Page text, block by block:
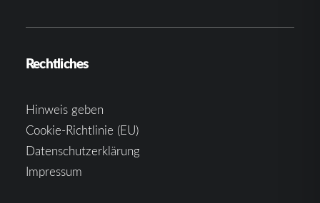
Rechtliches
Hinweis geben
Cookie-Richtlinie (EU)
Datenschutzerklärung
Impressum